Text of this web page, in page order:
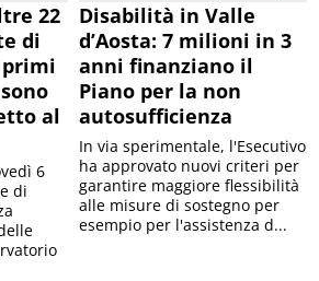
22
di
al
6
di
Disabilità in Valle
d’Aosta: 7 milioni in 3
anni finanziano il
Piano per la non
autosufficienza
In via sperimentale, l'Esecutivo
ha approvato nuovi criteri per
garantire maggiore flessibilità
alle misure di sostegno per
esempio per l'assistenza d...